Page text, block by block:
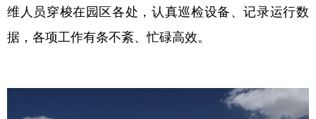
维人员穿梭在园区各处，认真巡检设备、记录运行数
据，各项工作有条不紊、忙碌高效。